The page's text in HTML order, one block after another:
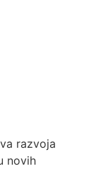
razvoja
novih